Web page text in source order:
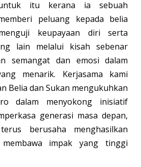
itu kerana ia sebuah
peluang kepada belia
keupayaan diri serta
lain melalui kisah sebenar
semangat dan emosi dalam
menarik. Kerjasama kami
Belia dan Sukan mengukuhkan
dalam menyokong inisiatif
generasi masa depan,
berusaha menghasilkan
impak yang tinggi